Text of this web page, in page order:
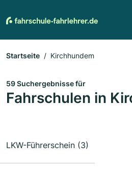
Startseite Kirchhundem
59 Suchergebnisse für
Fahrschulen in
LKW-Führerschein (3)